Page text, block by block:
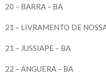
20 – BARRA – BA
21 – LIVRAMENTO DE
21 – JUSSIAPE – BA
22 – ANGUERA – BA